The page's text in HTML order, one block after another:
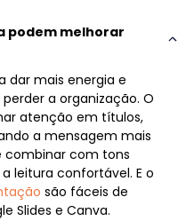
podem melhorar
dar mais energia e
a organização. O
atenção em títulos,
a mensagem mais
combinar com tons
leitura confortável. E o
são fáceis de
Slides e Canva.